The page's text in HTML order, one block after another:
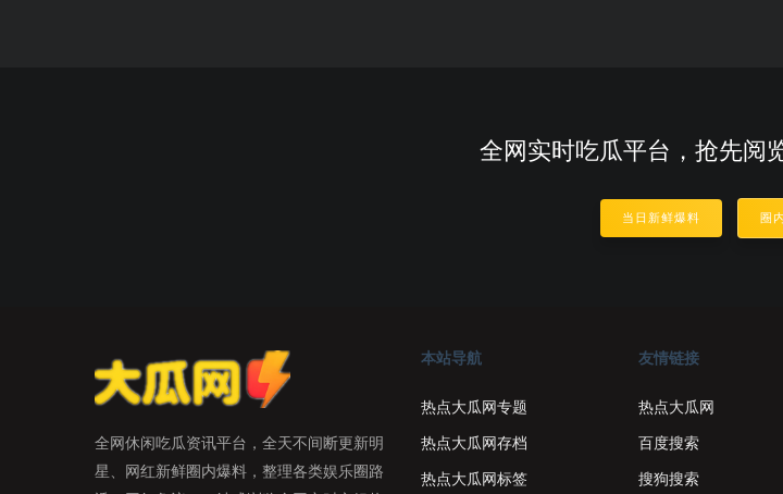
全网实时吃瓜平台，抢先阅
当日新鲜爆料 圈
全网休闲吃瓜资讯平台，全天不间断更新明
星、网红新鲜圈内爆料，整理各类娱乐圈路
本站导航
热点大瓜网专题
热点大瓜网存档
热点大瓜网标签
友情链接
热点大瓜网
百度搜索
搜狗搜索